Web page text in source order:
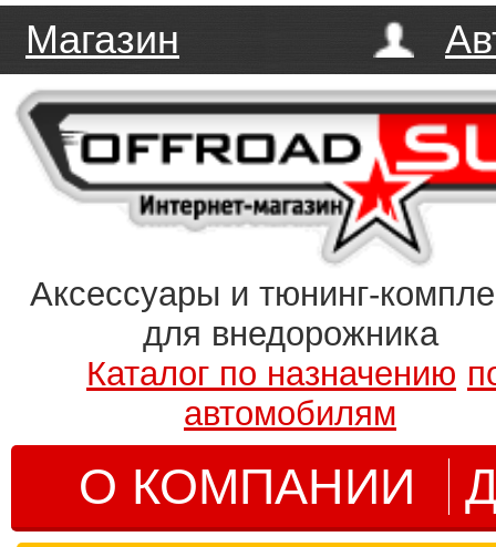
Магазин
Аксессуары и тюнинг-
для внедорожника
Каталог по назначению
автомобилям
О КОМПАНИИ